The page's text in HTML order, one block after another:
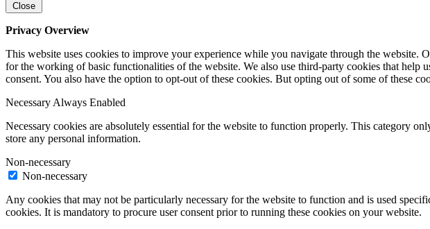
Close
Privacy Overview
This website uses cookies to improve your experience while you navigate through the website.
for the working of basic functionalities of the website. We also use third-party cookies that
consent. You also have the option to opt-out of these cookies. But opting out of some of these
NecessaryAlways Enabled
Necessary cookies are absolutely essential for the website to function properly. This category
store any personal information.
Non-necessary
Non-necessary
Any cookies that may not be particularly necessary for the website to function and is used
cookies. It is mandatory to procure user consent prior to running these cookies on your website.